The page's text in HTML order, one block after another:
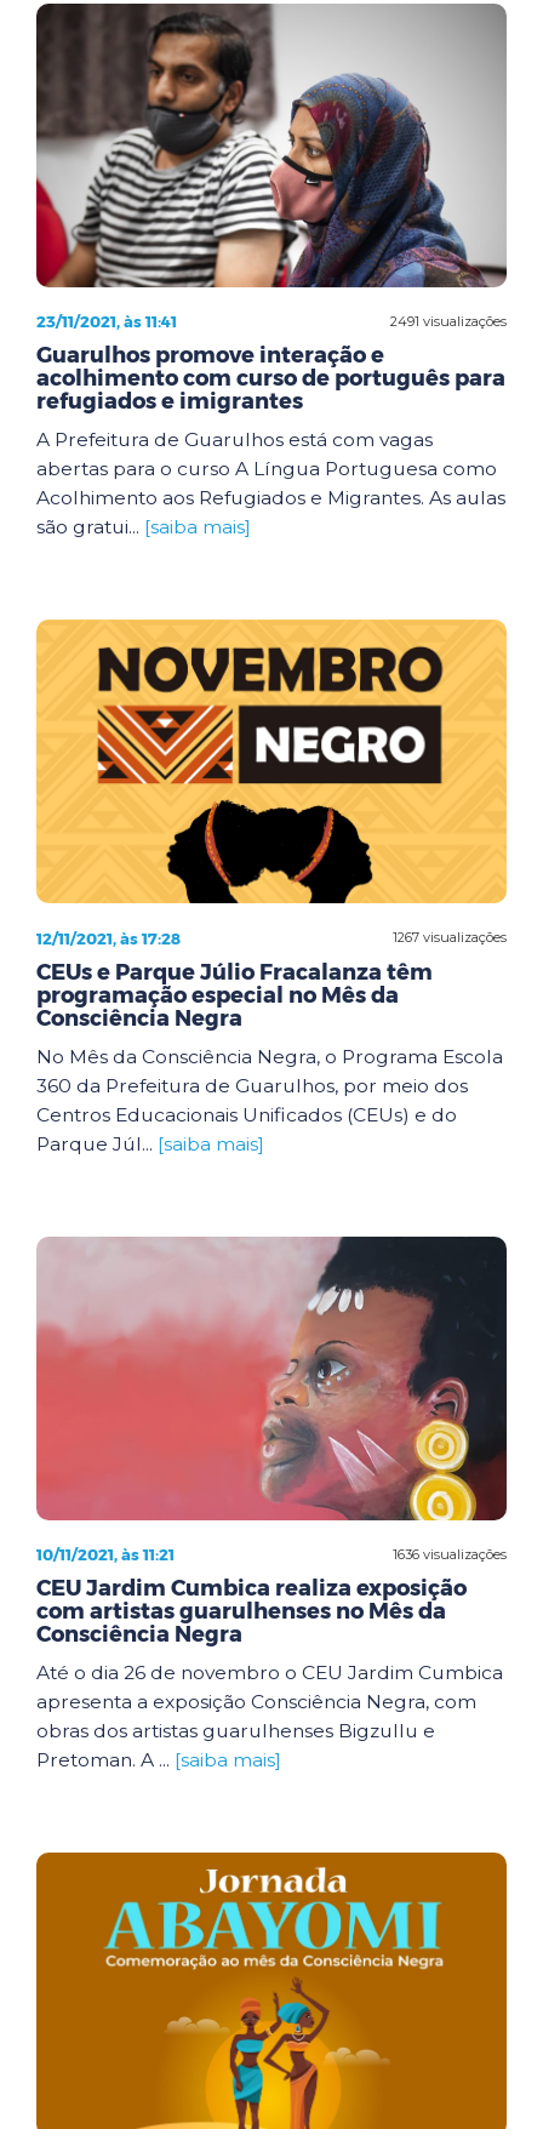
2491 visualizações
23/11/2021, às 11:41
Guarulhos promove interação e
acolhimento com curso de português para
refugiados e imigrantes
A Prefeitura de Guarulhos está com vagas
abertas para o curso A Língua Portuguesa como
Acolhimento aos Refugiados e Migrantes. As aulas
são gratui... [saiba mais]
1267 visualizações
12/11/2021, às 17:28
CEUs e Parque Júlio Fracalanza têm
programação especial no Mês da
Consciência Negra
No Mês da Consciência Negra, o Programa Escola
360 da Prefeitura de Guarulhos, por meio dos
Centros Educacionais Unificados (CEUs) e do
Parque Júl... [saiba mais]
1636 visualizações
10/11/2021, às 11:21
CEU Jardim Cumbica realiza exposição
com artistas guarulhenses no Mês da
Consciência Negra
Até o dia 26 de novembro o CEU Jardim Cumbica
apresenta a exposição Consciência Negra, com
obras dos artistas guarulhenses Bigzullu e
Pretoman. A ... [saiba mais]